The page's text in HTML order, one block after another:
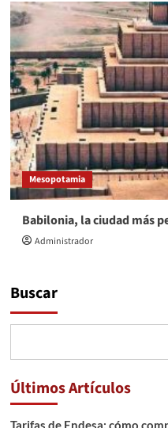
Mesopotamia
Babilonia, la ciudad más
Administrador
Buscar
Últimos Artículos